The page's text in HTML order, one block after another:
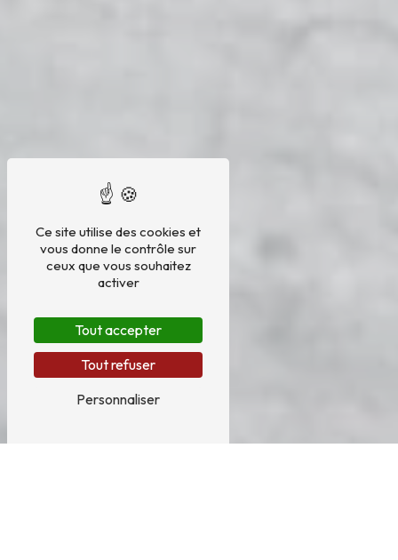
Ce site utilise des cookies et
vous donne le contrôle sur
ceux que vous souhaitez
activer
Tout accepter
Tout refuser
Personnaliser